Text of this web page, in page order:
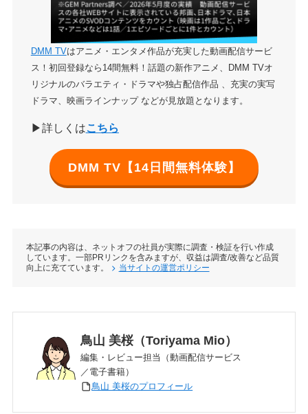
DMM TVはアニメ・エンタメ作品が充実した動画配信サービ
ス！初回登録なら14間無料！話題の新作アニメ、DMM TVオ
リジナルのバラエティ・ドラマや独占配信作品 、充実の実写
ドラマ、映画ラインナップ などが見放題となります。
▶詳しくはこちら
DMM TV【14日間無料体験】
本記事の内容は、ネットオフの社員が実際に調査・検証を行い作成
しています。一部PRリンクを含みますが、収益は調査/改善など品質
向上に充てています。
当サイトの運営ポリシー
鳥山 美桜（Toriyama Mio）
編集・レビュー担当（動画配信サービス
／電子書籍）
鳥山 美桜のプロフィール